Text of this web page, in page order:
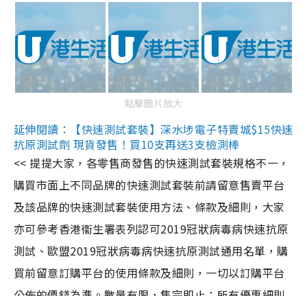
點擊圖片放大
延伸閱讀：【快速測試套裝】深水埗電子特賣城$15快速
抗原測試劑 現貨發售！買10支再送3支檢測棒
<< 提提大家，各零售商發售的快速測試套裝規格不一，
購買市面上不同品牌的快速測試套裝前請留意售賣平台
及該品牌的快速測試套裝使用方法、條款及細則，大家
亦可參考香港衞生署表列認可2019冠狀病毒病快速抗原
測試、歐盟2019冠狀病毒病快速抗原測試通用名單，購
買前留意訂購平台的使用條款及細則，一切以訂購平台